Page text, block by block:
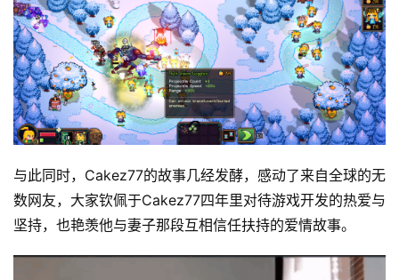
与此同时，Cakez77的故事几经发酵，感动了来自全球的无
数网友，大家钦佩于Cakez77四年里对待游戏开发的热爱与
坚持，也艳羡他与妻子那段互相信任扶持的爱情故事。